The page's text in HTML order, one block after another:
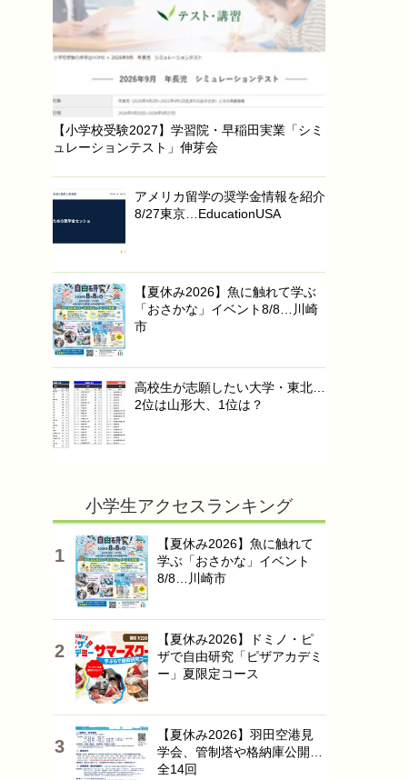
【小学校受験2027】学習院・早稲田実業「シミ
ュレーションテスト」伸芽会
アメリカ留学の奨学金情報を紹介
8/27東京…EducationUSA
【夏休み2026】魚に触れて学ぶ
「おさかな」イベント8/8…川崎
市
高校生が志願したい大学・東北…
2位は山形大、1位は？
小学生アクセスランキング
【夏休み2026】魚に触れて
学ぶ「おさかな」イベント
8/8…川崎市
【夏休み2026】ドミノ・ピ
ザで自由研究「ピザアカデミ
ー」夏限定コース
【夏休み2026】羽田空港見
学会、管制塔や格納庫公開…
全14回